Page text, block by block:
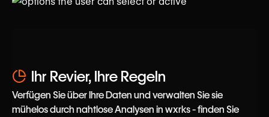
Ihr Revier, Ihre Regeln
Verfügen Sie über Ihre Daten und verwalten Sie sie
mühelos durch nahtlose Analysen in wxrks - finden Sie